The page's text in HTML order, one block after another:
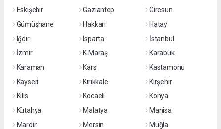
Eskişehir
Gaziantep
Giresun
Gümüşhane
Hakkari
Hatay
Iğdır
Isparta
İstanbul
İzmir
K.Maraş
Karabük
Karaman
Kars
Kastamonu
Kayseri
Kırıkkale
Kırşehir
Kilis
Kocaeli
Konya
Kütahya
Malatya
Manisa
Mardin
Mersin
Muğla